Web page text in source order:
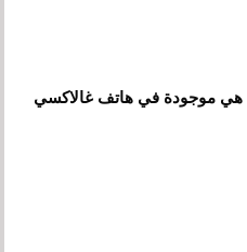
هي موجودة في هاتف غالاكسي